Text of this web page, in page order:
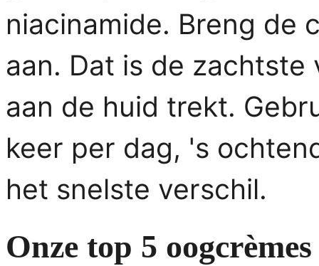
niacinamide. Breng de
aan. Dat is de
aan de huid trekt.
keer per dag, 's
het snelste verschil.
Onze top 5